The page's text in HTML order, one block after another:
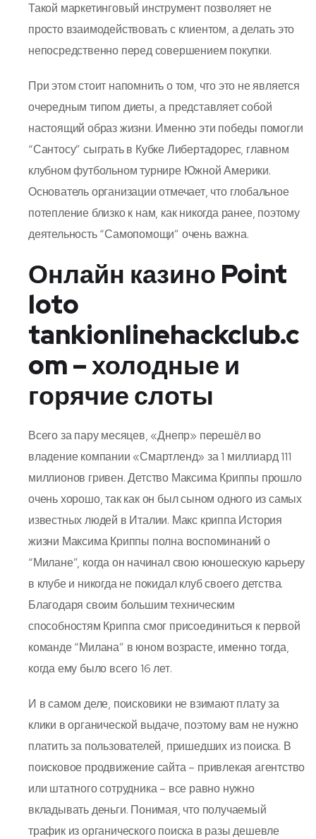
Такой маркетинговый инструмент позволяет не
просто взаимодействовать с клиентом, а делать это
непосредственно перед совершением покупки.
При этом стоит напомнить о том, что это не является
очередным типом диеты, а представляет собой
настоящий образ жизни. Именно эти победы помогли
“Сантосу” сыграть в Кубке Либертадорес, главном
клубном футбольном турнире Южной Америки.
Основатель организации отмечает, что глобальное
потепление близко к нам, как никогда ранее, поэтому
деятельность “Самопомощи” очень важна.
Онлайн казино Point
loto
tankionlinehackclub.c
om – холодные и
горячие слоты
Всего за пару месяцев, «Днепр» перешёл во
владение компании «Смартленд» за 1 миллиард 111
миллионов гривен. Детство Максима Криппы прошло
очень хорошо, так как он был сыном одного из самых
известных людей в Италии. Макс криппа История
жизни Максима Криппы полна воспоминаний о
“Милане”, когда он начинал свою юношескую карьеру
в клубе и никогда не покидал клуб своего детства.
Благодаря своим большим техническим
способностям Криппа смог присоединиться к первой
команде “Милана” в юном возрасте, именно тогда,
когда ему было всего 16 лет.
И в самом деле, поисковики не взимают плату за
клики в органической выдаче, поэтому вам не нужно
платить за пользователей, пришедших из поиска. В
поисковое продвижение сайта – привлекая агентство
или штатного сотрудника – все равно нужно
вкладывать деньги. Понимая, что получаемый
трафик из органического поиска в разы дешевле